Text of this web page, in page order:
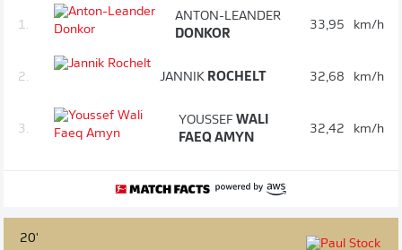
1.
ANTON-LEANDER
DONKOR
33,95 km/h
2. JANNIK ROCHELT 32,68 km/h
3.
YOUSSEF WALI
FAEQ AMYN
32,42 km/h
20'